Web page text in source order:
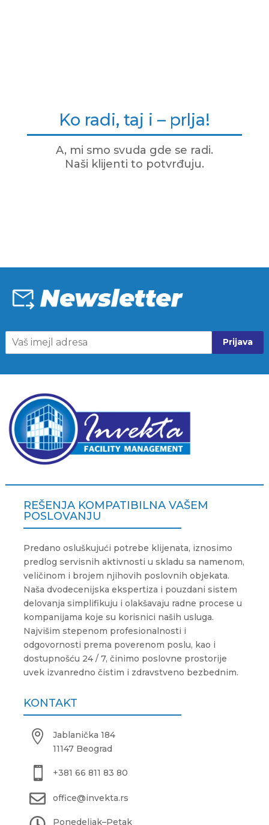
Ko radi, taj i – prlja!
A, mi smo svuda gde se radi.
Naši klijenti to potvrđuju.
Prijava
REŠENJA KOMPATIBILNA VAŠEM
POSLOVANJU
Predano osluškujući potrebe klijenata, iznosimo
predlog servisnih aktivnosti u skladu sa namenom,
veličinom i brojem njihovih poslovnih objekata.
Naša dvodecenijska ekspertiza i pouzdani sistem
delovanja simplifikuju i olakšavaju radne procese u
kompanijama koje su korisnici naših usluga.
Najvišim stepenom profesionalnosti i
odgovornosti prema poverenom poslu, kao i
dostupnošću 24 / 7, činimo poslovne prostorije
uvek izvanredno čistim i zdravstveno bezbednim.
KONTAKT

Jablanička 184
11147 Beograd
 +381 66 811 83 80
 office@invekta.rs
Ponedeljak–Petak